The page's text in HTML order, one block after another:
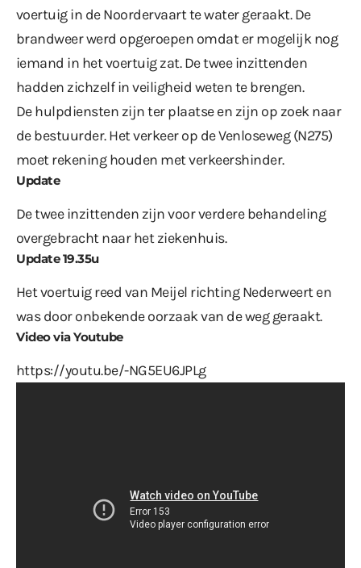
voertuig in de Noordervaart te water geraakt. De
brandweer werd opgeroepen omdat er mogelijk nog
iemand in het voertuig zat. De twee inzittenden
hadden zichzelf in veiligheid weten te brengen.
De hulpdiensten zijn ter plaatse en zijn op zoek naar
de bestuurder. Het verkeer op de Venloseweg (N275)
moet rekening houden met verkeershinder.
Update
De twee inzittenden zijn voor verdere behandeling
overgebracht naar het ziekenhuis.
Update 19.35u
Het voertuig reed van Meijel richting Nederweert en
was door onbekende oorzaak van de weg geraakt.
Video via Youtube
https://youtu.be/-NG5EU6JPLg